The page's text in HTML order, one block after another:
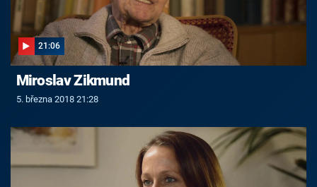
21:06
Miroslav Zikmund
5. března 2018 21:28